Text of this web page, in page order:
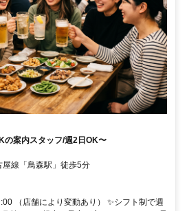
の案内スタッフ/週2日OK〜
線「鳥森駅」徒歩5分
（店舗により変動あり） ✨シフト制で週